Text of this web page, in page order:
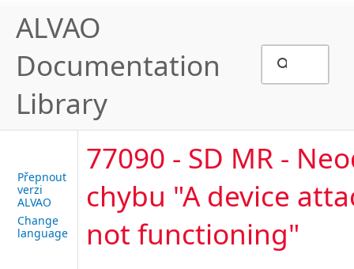
ALVAO
Documentation
Library
Přepnout
verzi
ALVAO
Change
language
77090 - SD MR -
chybu "A device
not functioning"